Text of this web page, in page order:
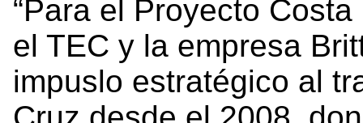
“Para el Proyecto
el TEC y la empresa
impuslo estratégico al